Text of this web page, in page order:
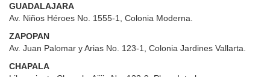
GUADALAJARA
Av. Niños Héroes No. 1555-1, Colonia Moderna.
ZAPOPAN
Av. Juan Palomar y Arias No. 123-1, Colonia Jardines Vallarta.
CHAPALA